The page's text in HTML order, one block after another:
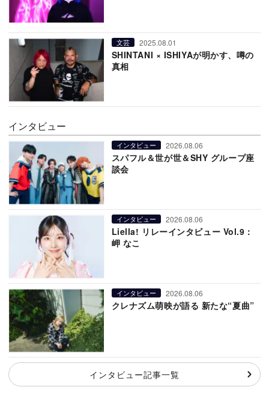
文芸 2025.08.01
SHINTANI × ISHIYAが明かす、噂の
真相
インタビュー
インタビュー 2026.08.06
スパフル＆世が世＆SHY グループ座
談会
インタビュー 2026.08.06
Liella! リレーインタビュー Vol.9：
岬 なこ
インタビュー 2026.08.06
クレナズム萌映が語る 新たな“夏曲”
インタビュー記事一覧